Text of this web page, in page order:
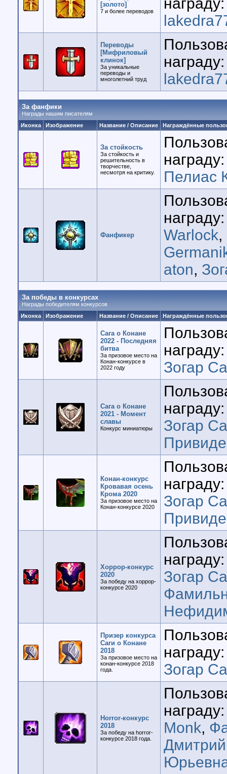
[золото]
7 и более переводов
Переводы
[Мифриловый
клинок]
За уникальные
переводы и
многолетний труд
За фанфики
Награды нашим писателям
Иконка
Изображение Название / Описание Награждённые
За стойкость
За стойкость и
решительность в
творчестве,
несмотря на критику.
Пелиас
Фанфикер
Warlock,
aton,
За победы в конкурсах
Награды победителям конкурсов
Иконка
Изображение Название / Описание Награждённые
Сага о Конане
2022 - Последняя
битва
За призовое место на
Конан-конкурсе в
2022 году
Зогар
Сага о Конане
2021 - Момент
славы
Конкурс миниатюры
Зогар
Конан-конкурс
Кровавая осень
Крома 2020
За призовое место на
Конан-конкурсе 2020
Зогар
Хоррор-конкурс
2020
За победу на хоррор-
конкурсе 2020
Зогар
Призер конкурса
Саги о Конане
2018
За призовое место на
конан-конкурсе 2018
года.
Зогар
Horror-конкурс
2018
За победу на horror-
конкурсе 2018 года.
Monk,